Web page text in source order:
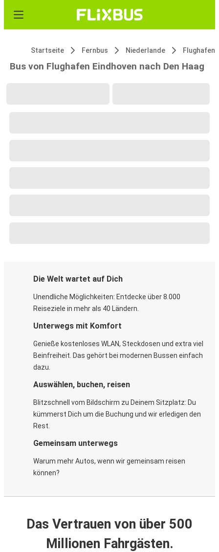
Startseite Fernbus Niederlande Flughafen
Bus von Flughafen Eindhoven nach Den Haag
Die Welt wartet auf Dich
Unendliche Möglichkeiten: Entdecke über 8.000
Reiseziele in mehr als 40 Ländern.
Unterwegs mit Komfort
Genieße kostenloses WLAN, Steckdosen und extra viel
Beinfreiheit. Das gehört bei modernen Bussen einfach
dazu.
Auswählen, buchen, reisen
Blitzschnell vom Bildschirm zu Deinem Sitzplatz: Du
kümmerst Dich um die Buchung und wir erledigen den
Rest.
Gemeinsam unterwegs
Warum mehr Autos, wenn wir gemeinsam reisen
können?
Das Vertrauen von über 500
Millionen Fahrgästen.